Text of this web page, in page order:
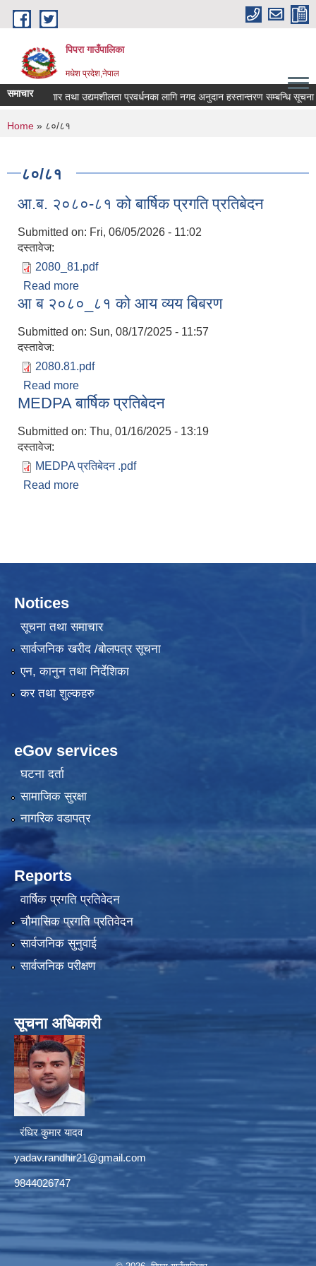
Skip to main content
पिपरा गाउँपालिका
मधेश प्रदेश,नेपाल
समाचार
स्व-रोजगार तथा उद्यमशीलता प्रवर्धनका लागि नगद अनुदान हस्तान्तरण सम्बन्धि सूचना
You are here
Home » ८०/८१
८०/८१
आ.ब. २०८०-८१ को बार्षिक प्रगति प्रतिबेदन
Submitted on: Fri, 06/05/2026 - 11:02
दस्तावेज:
2080_81.pdf
Read more
आ ब २०८०_८१ को आय व्यय बिबरण
Submitted on: Sun, 08/17/2025 - 11:57
दस्तावेज:
2080.81.pdf
Read more
MEDPA बार्षिक प्रतिबेदन
Submitted on: Thu, 01/16/2025 - 13:19
दस्तावेज:
MEDPA प्रतिबेदन .pdf
Read more
Notices
सूचना तथा समाचार
सार्वजनिक खरीद /बोलपत्र सूचना
एन, कानुन तथा निर्देशिका
कर तथा शुल्कहरु
eGov services
घटना दर्ता
सामाजिक सुरक्षा
नागरिक वडापत्र
Reports
वार्षिक प्रगति प्रतिवेदन
चौमासिक प्रगति प्रतिवेदन
सार्वजनिक सुनुवाई
सार्वजनिक परीक्षण
सूचना अधिकारी
रंधिर कुमार यादव
yadav.randhir21@gmail.com
9844026747